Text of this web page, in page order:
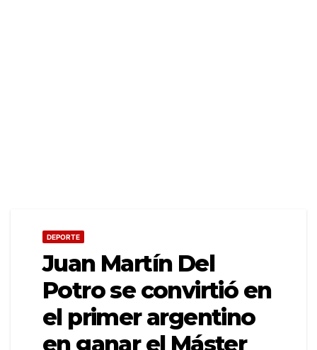
DEPORTE
Juan Martín Del
Potro se convirtió en
el primer argentino
en ganar el Máster